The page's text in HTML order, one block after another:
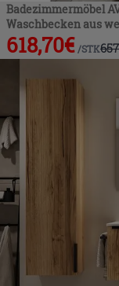
Badezimmermöbel
Waschbecken aus
618,70€ /STK